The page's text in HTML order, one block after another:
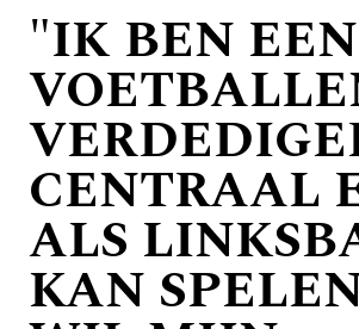
"IK BEN EEN
CENTRAAL
ALS
KAN